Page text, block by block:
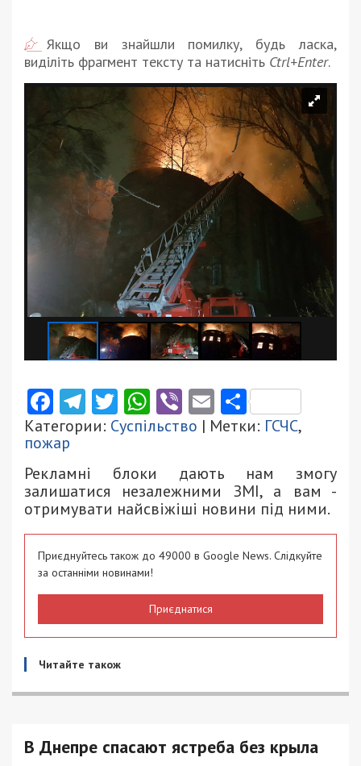
Якщо ви знайшли помилку, будь ласка,
виділіть фрагмент тексту та натисніть Ctrl+Enter.
Facebook
Telegram
Twitter
WhatsApp
ViberEmail
Категории: Суспільство | Метки: ГСЧС,
пожар
Рекламні блоки дають нам змогу
залишатися незалежними ЗМІ, а вам -
отримувати найсвіжіші новини під ними.
Приєднуйтесь також до 49000 в Google News. Слідкуйте
за останніми новинами!
Приєднатися
Читайте також
В Днепре спасают ястреба без крыла